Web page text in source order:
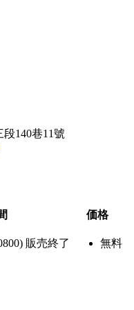
140巷11號
価格
販売終了 無料